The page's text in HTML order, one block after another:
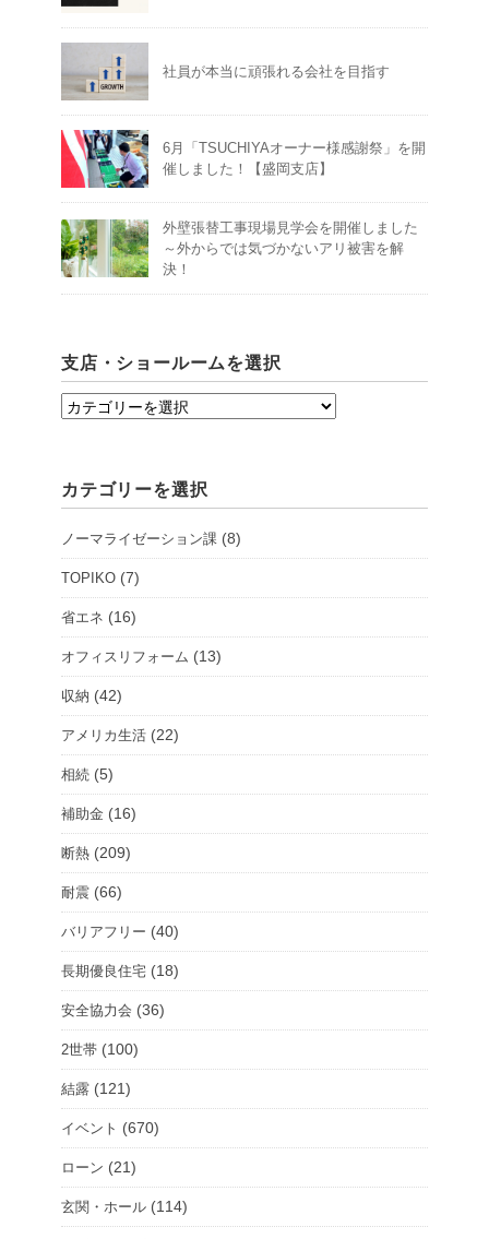
社員が本当に頑張れる会社を目指す
6月「TSUCHIYAオーナー様感謝祭」を開
催しました！【盛岡支店】
外壁張替工事現場見学会を開催しました
～外からでは気づかないアリ被害を解
決！
支店・ショールームを選択
支
ョ
ル
ー
を
選
択
カテゴリーを選択
ノーマライゼーション課 (8)
TOPIKO (7)
省エネ (16)
オフィスリフォーム (13)
収納 (42)
アメリカ生活 (22)
相続 (5)
補助金 (16)
断熱 (209)
耐震 (66)
バリアフリー (40)
長期優良住宅 (18)
安全協力会 (36)
2世帯 (100)
結露 (121)
イベント (670)
ローン (21)
玄関・ホール (114)